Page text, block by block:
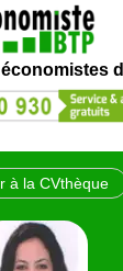
à la CVthèque